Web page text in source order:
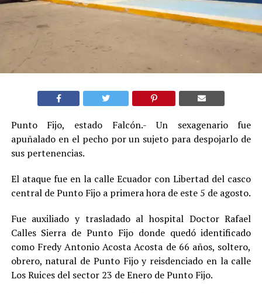
Punto Fijo, estado Falcón.- Un sexagenario fue
apuñalado en el pecho por un sujeto para despojarlo de
sus pertenencias.
El ataque fue en la calle Ecuador con Libertad del casco
central de Punto Fijo a primera hora de este 5 de agosto.
Fue auxiliado y trasladado al hospital Doctor Rafael
Calles Sierra de Punto Fijo donde quedó identificado
como Fredy Antonio Acosta Acosta de 66 años, soltero,
obrero, natural de Punto Fijo y reisdenciado en la calle
Los Ruices del sector 23 de Enero de Punto Fijo.